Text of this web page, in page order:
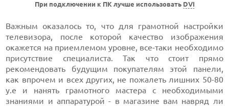
При подключении к ПК лучше использовать DVI
Важным оказалось то, что для грамотной настройки
телевизора, после которой качество изображения
окажется на приемлемом уровне, все-таки необходимо
присутствие специалиста. Так что стоит прямо
рекомендовать будущим покупателям этой панели,
как впрочем и всех других, не пожалеть лишних 50-80
у.е и нанять грамотного мастера с необходимыми
знаниями и аппаратурой - в магазине вам навряд ли